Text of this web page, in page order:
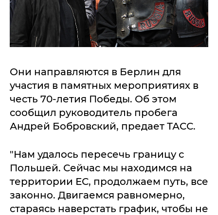
Они направляются в Берлин для
участия в памятных мероприятиях в
честь 70-летия Победы. Об этом
сообщил руководитель пробега
Андрей Бобровский, предает ТАСС.
"Нам удалось пересечь границу с
Польшей. Сейчас мы находимся на
территории ЕС, продолжаем путь, все
законно. Двигаемся равномерно,
стараясь наверстать график, чтобы не